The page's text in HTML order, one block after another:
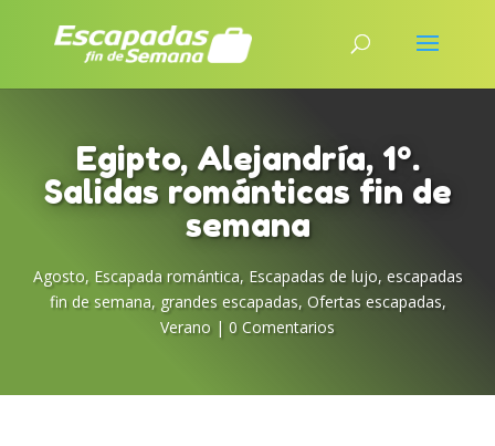
Egipto, Alejandría, 1º.
Salidas románticas fin de
semana
Agosto, Escapada romántica, Escapadas de lujo, escapadas
fin de semana, grandes escapadas, Ofertas escapadas,
Verano | 0 Comentarios